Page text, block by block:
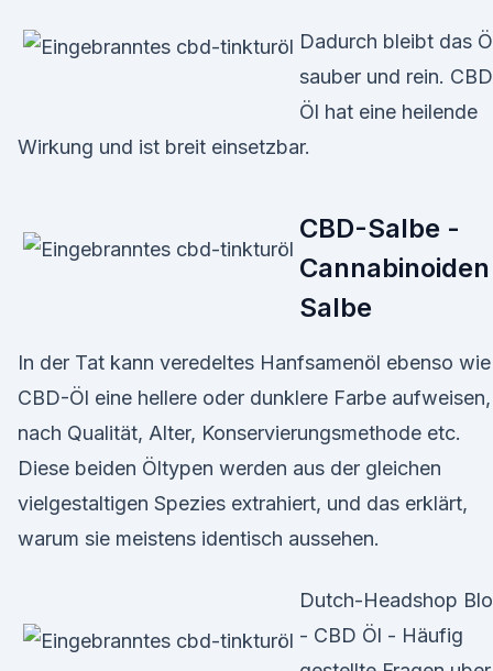
Dadurch bleibt das
sauber und rein.
Öl hat eine heilende
Wirkung und ist breit einsetzbar.
CBD-Salbe -
Cannabinoiden
Salbe
In der Tat kann veredeltes Hanfsamenöl ebenso wie
CBD-Öl eine hellere oder dunklere Farbe
nach Qualität, Alter, Konservierungsmethode etc.
Diese beiden Öltypen werden aus der gleichen
vielgestaltigen Spezies extrahiert, und das erklärt,
warum sie meistens identisch aussehen.
Dutch-Headshop
- CBD Öl - Häufig